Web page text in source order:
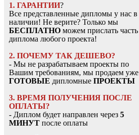
1. ГАРАНТИИ?
Все представленные дипломы у нас в
наличии! Не верите? Только мы
БЕСПЛАТНО можем прислать часть
диплома любого проекта!
2. ПОЧЕМУ ТАК ДЕШЕВО?
- Мы не разрабатываем проекты по
Вашим требованиям, мы продаем уже
ГОТОВЫЕ дипломные ПРОЕКТЫ
3. ВРЕМЯ ПОЛУЧЕНИЯ ПОСЛЕ
ОПЛАТЫ?
- Диплом будет направлен через 5
МИНУТ после оплаты